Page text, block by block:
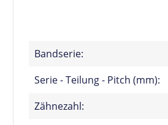
Bandserie:
Serie - Teilung - Pitch (mm):
Zähnezahl: